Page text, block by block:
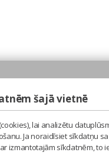
šajā vietnē
lai analizētu
Ja noraidīsiet sīkdatņu
izmantotajām sīkdatnēm,